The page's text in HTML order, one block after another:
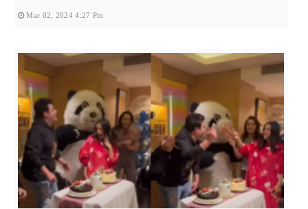
Mar 02, 2024 4:27 Pm